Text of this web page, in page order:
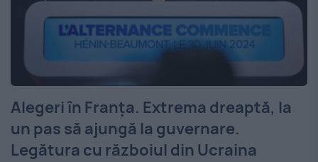
Alegeri în Franța. Extrema dreaptă, la
un pas să ajungă la guvernare.
Legătura cu războiul din Ucraina